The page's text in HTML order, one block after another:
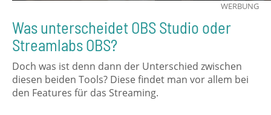
WERBUNG
Was unterscheidet OBS Studio oder
Streamlabs OBS?
Doch was ist denn dann der Unterschied zwischen
diesen beiden Tools? Diese findet man vor allem bei
den Features für das Streaming.